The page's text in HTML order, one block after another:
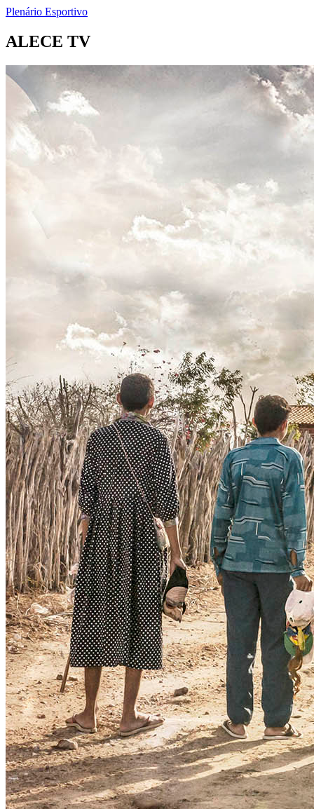
Plenário Esportivo
ALECE TV